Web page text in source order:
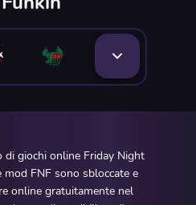
giochi online Friday Night
mod FNF sono sbloccate e
online gratuitamente nel